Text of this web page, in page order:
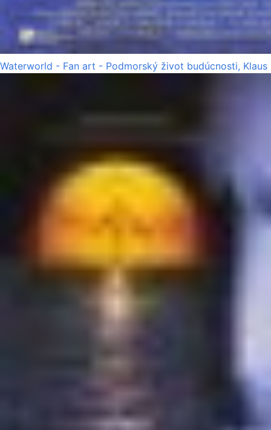
Waterworld - Fan art - Podmorský život budúcnosti, Klaus